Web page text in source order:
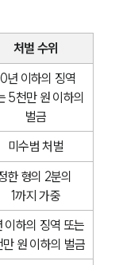
처벌 수위
년 이하의 징역
5천만 원 이하의
벌금
미수범 처벌
한 형의 2분의
1까지 가중
이하의 징역 또는
만 원 이하의 벌금